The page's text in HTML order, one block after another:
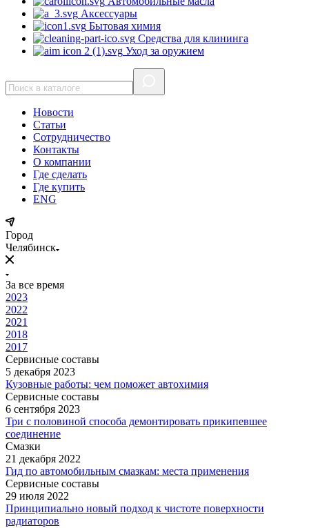
Аксессуары
Бытовая химия
Средства для клининга
Уход за оружием
Новости
Статьи
Сотрудничество
Контакты
О компании
Где сделать
Где купить
ENG
Город
Челябинск
За все время
2023
2022
2021
2018
2017
Сервисные составы
5 декабря 2023
Кузовные работы: чем поможет автохимия
Сервисные составы
6 сентября 2023
Три с половиной способа демонтировать прикипевшее
соединение
Смазки
21 декабря 2022
Гид по автомобильным смазкам: места применения
Сервисные составы
29 июля 2022
Принципиально новый подход к чистоте поверхности
радиаторов